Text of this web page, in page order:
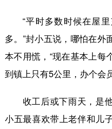
“平时多数时候在屋里
多。”封小五说，哪怕在外
本不用慌，“现在基本上每
到镇上只有5公里，办个会
收工后或下雨天，是他
小五最喜欢带上老伴和儿